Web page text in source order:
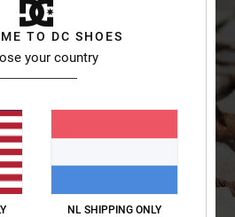
TO DC SHOES
your country
NL SHIPPING ONLY